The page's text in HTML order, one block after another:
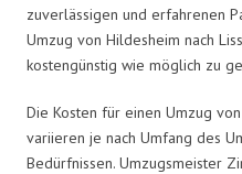
zuverlässigen und erfahrenen
Umzug von Hildesheim nach
kostengünstig wie möglich zu
Die Kosten für einen Umzug
variieren je nach Umfang des
Bedürfnissen. Umzugsmeister